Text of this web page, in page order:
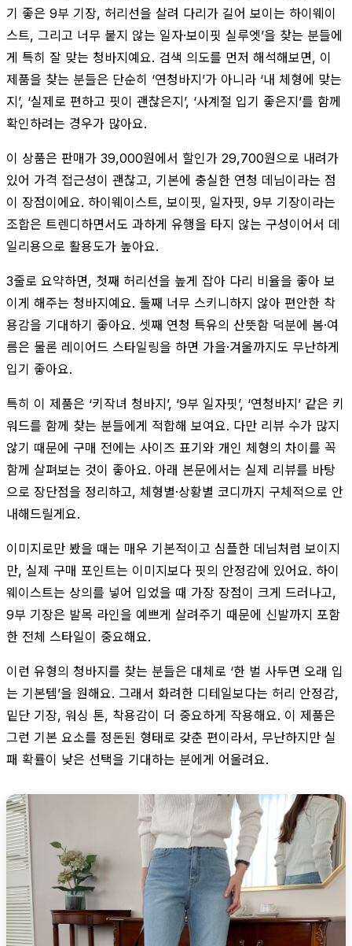
기 좋은 9부 기장, 허리선을 살려 다리가 길어 보이는 하이웨이
스트, 그리고 너무 붙지 않는 일자·보이핏 실루엣’을 찾는 분들에
게 특히 잘 맞는 청바지예요. 검색 의도를 먼저 해석해보면, 이
제품을 찾는 분들은 단순히 ‘연청바지’가 아니라 ‘내 체형에 맞는
지’, ‘실제로 편하고 핏이 괜찮은지’, ‘사계절 입기 좋은지’를 함께
확인하려는 경우가 많아요.
이 상품은 판매가 39,000원에서 할인가 29,700원으로 내려가
있어 가격 접근성이 괜찮고, 기본에 충실한 연청 데님이라는 점
이 장점이에요. 하이웨이스트, 보이핏, 일자핏, 9부 기장이라는
조합은 트렌디하면서도 과하게 유행을 타지 않는 구성이어서 데
일리용으로 활용도가 높아요.
3줄로 요약하면, 첫째 허리선을 높게 잡아 다리 비율을 좋아 보
이게 해주는 청바지예요. 둘째 너무 스키니하지 않아 편안한 착
용감을 기대하기 좋아요. 셋째 연청 특유의 산뜻함 덕분에 봄·여
름은 물론 레이어드 스타일링을 하면 가을·겨울까지도 무난하게
입기 좋아요.
특히 이 제품은 ‘키작녀 청바지’, ‘9부 일자핏’, ‘연청바지’ 같은 키
워드를 함께 찾는 분들에게 적합해 보여요. 다만 리뷰 수가 많지
않기 때문에 구매 전에는 사이즈 표기와 개인 체형의 차이를 꼭
함께 살펴보는 것이 좋아요. 아래 본문에서는 실제 리뷰를 바탕
으로 장단점을 정리하고, 체형별·상황별 코디까지 구체적으로 안
내해드릴게요.
이미지로만 봤을 때는 매우 기본적이고 심플한 데님처럼 보이지
만, 실제 구매 포인트는 이미지보다 핏의 안정감에 있어요. 하이
웨이스트는 상의를 넣어 입었을 때 가장 장점이 크게 드러나고,
9부 기장은 발목 라인을 예쁘게 살려주기 때문에 신발까지 포함
한 전체 스타일이 중요해요.
이런 유형의 청바지를 찾는 분들은 대체로 ‘한 벌 사두면 오래 입
는 기본템’을 원해요. 그래서 화려한 디테일보다는 허리 안정감,
밑단 기장, 워싱 톤, 착용감이 더 중요하게 작용해요. 이 제품은
그런 기본 요소를 정돈된 형태로 갖춘 편이라서, 무난하지만 실
패 확률이 낮은 선택을 기대하는 분에게 어울려요.